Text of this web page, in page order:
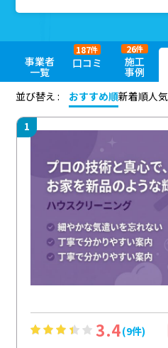
事業者
一覧
口コミ
187件
施工
事例
26件
並び替え :
おすすめ順新着順人
1
3.4(9件)